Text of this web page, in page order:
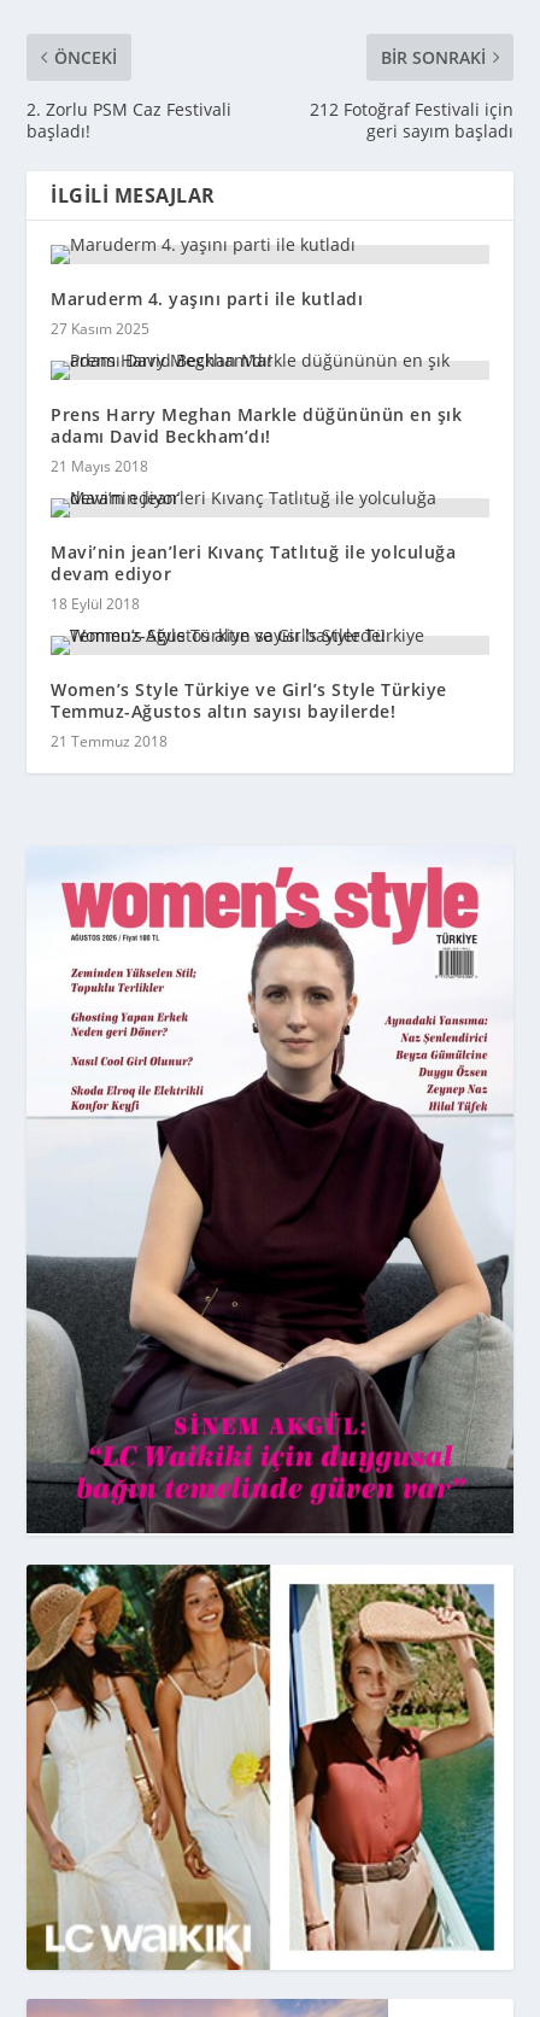
ÖNCEKI
2. Zorlu PSM Caz Festivali
başladı!
BIR SONRAKI
212 Fotoğraf Festivali için
geri sayım başladı
İLGILI MESAJLAR
Maruderm 4. yaşını parti ile kutladı
27 Kasım 2025
Prens Harry Meghan Markle düğününün en şık
adamı David Beckham’dı!
21 Mayıs 2018
Mavi’nin jean’leri Kıvanç Tatlıtuğ ile yolculuğa
devam ediyor
18 Eylül 2018
Women’s Style Türkiye ve Girl’s Style Türkiye
Temmuz-Ağustos altın sayısı bayilerde!
21 Temmuz 2018